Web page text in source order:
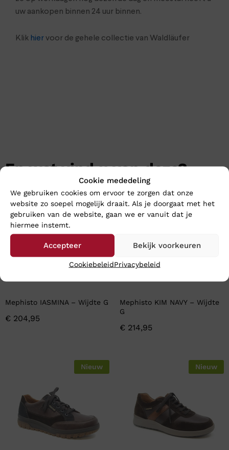
Cookie mededeling
We gebruiken cookies om ervoor te zorgen dat onze
website zo soepel mogelijk draait. Als je doorgaat met het
gebruiken van de website, gaan we er vanuit dat je
hiermee instemt.
Accepteer Bekijk voorkeuren
CookiebeleidPrivacybeleid
uw aankopen binnen 24 uur binnen.
Klik hiervoor de gehele collectie van Waldläufer
En wat vind u van deze?
Nieuw
Mephisto IASMINA – Wijdte G
€ 204,95
Mephisto KIM NAVY – Wijdte
G
€ 214,95
Nieuw Nieuw